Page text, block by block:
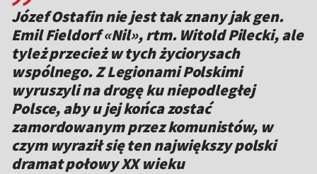
Józef Ostafin nie jest tak znany jak gen.
Emil Fieldorf «Nil», rtm. Witold Pilecki, ale
tyleż przecież w tych życiorysach
wspólnego. Z Legionami Polskimi
wyruszyli na drogę ku niepodległej
Polsce, aby u jej końca zostać
zamordowanym przez komunistów, w
czym wyraził się ten największy polski
dramat połowy XX wieku